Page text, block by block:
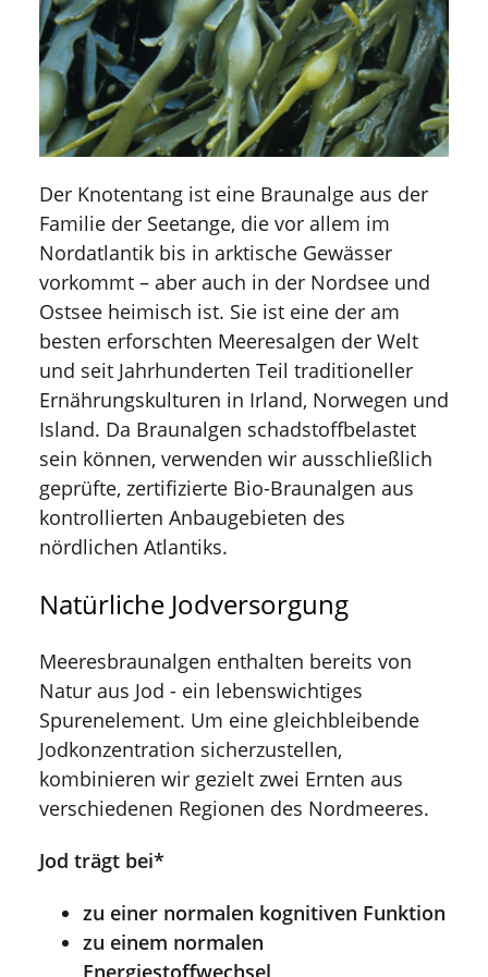
Der Knotentang ist eine Braunalge aus der
Familie der Seetange, die vor allem im
Nordatlantik bis in arktische Gewässer
vorkommt – aber auch in der Nordsee und
Ostsee heimisch ist. Sie ist eine der am
besten erforschten Meeresalgen der Welt
und seit Jahrhunderten Teil traditioneller
Ernährungskulturen in Irland, Norwegen und
Island. Da Braunalgen schadstoffbelastet
sein können, verwenden wir ausschließlich
geprüfte, zertifizierte Bio-Braunalgen aus
kontrollierten Anbaugebieten des
nördlichen Atlantiks.
Natürliche Jodversorgung
Meeresbraunalgen enthalten bereits von
Natur aus Jod - ein lebenswichtiges
Spurenelement. Um eine gleichbleibende
Jodkonzentration sicherzustellen,
kombinieren wir gezielt zwei Ernten aus
verschiedenen Regionen des Nordmeeres.
Jod trägt bei*
zu einer normalen kognitiven Funktion
zu einem normalen
Energiestoffwechsel